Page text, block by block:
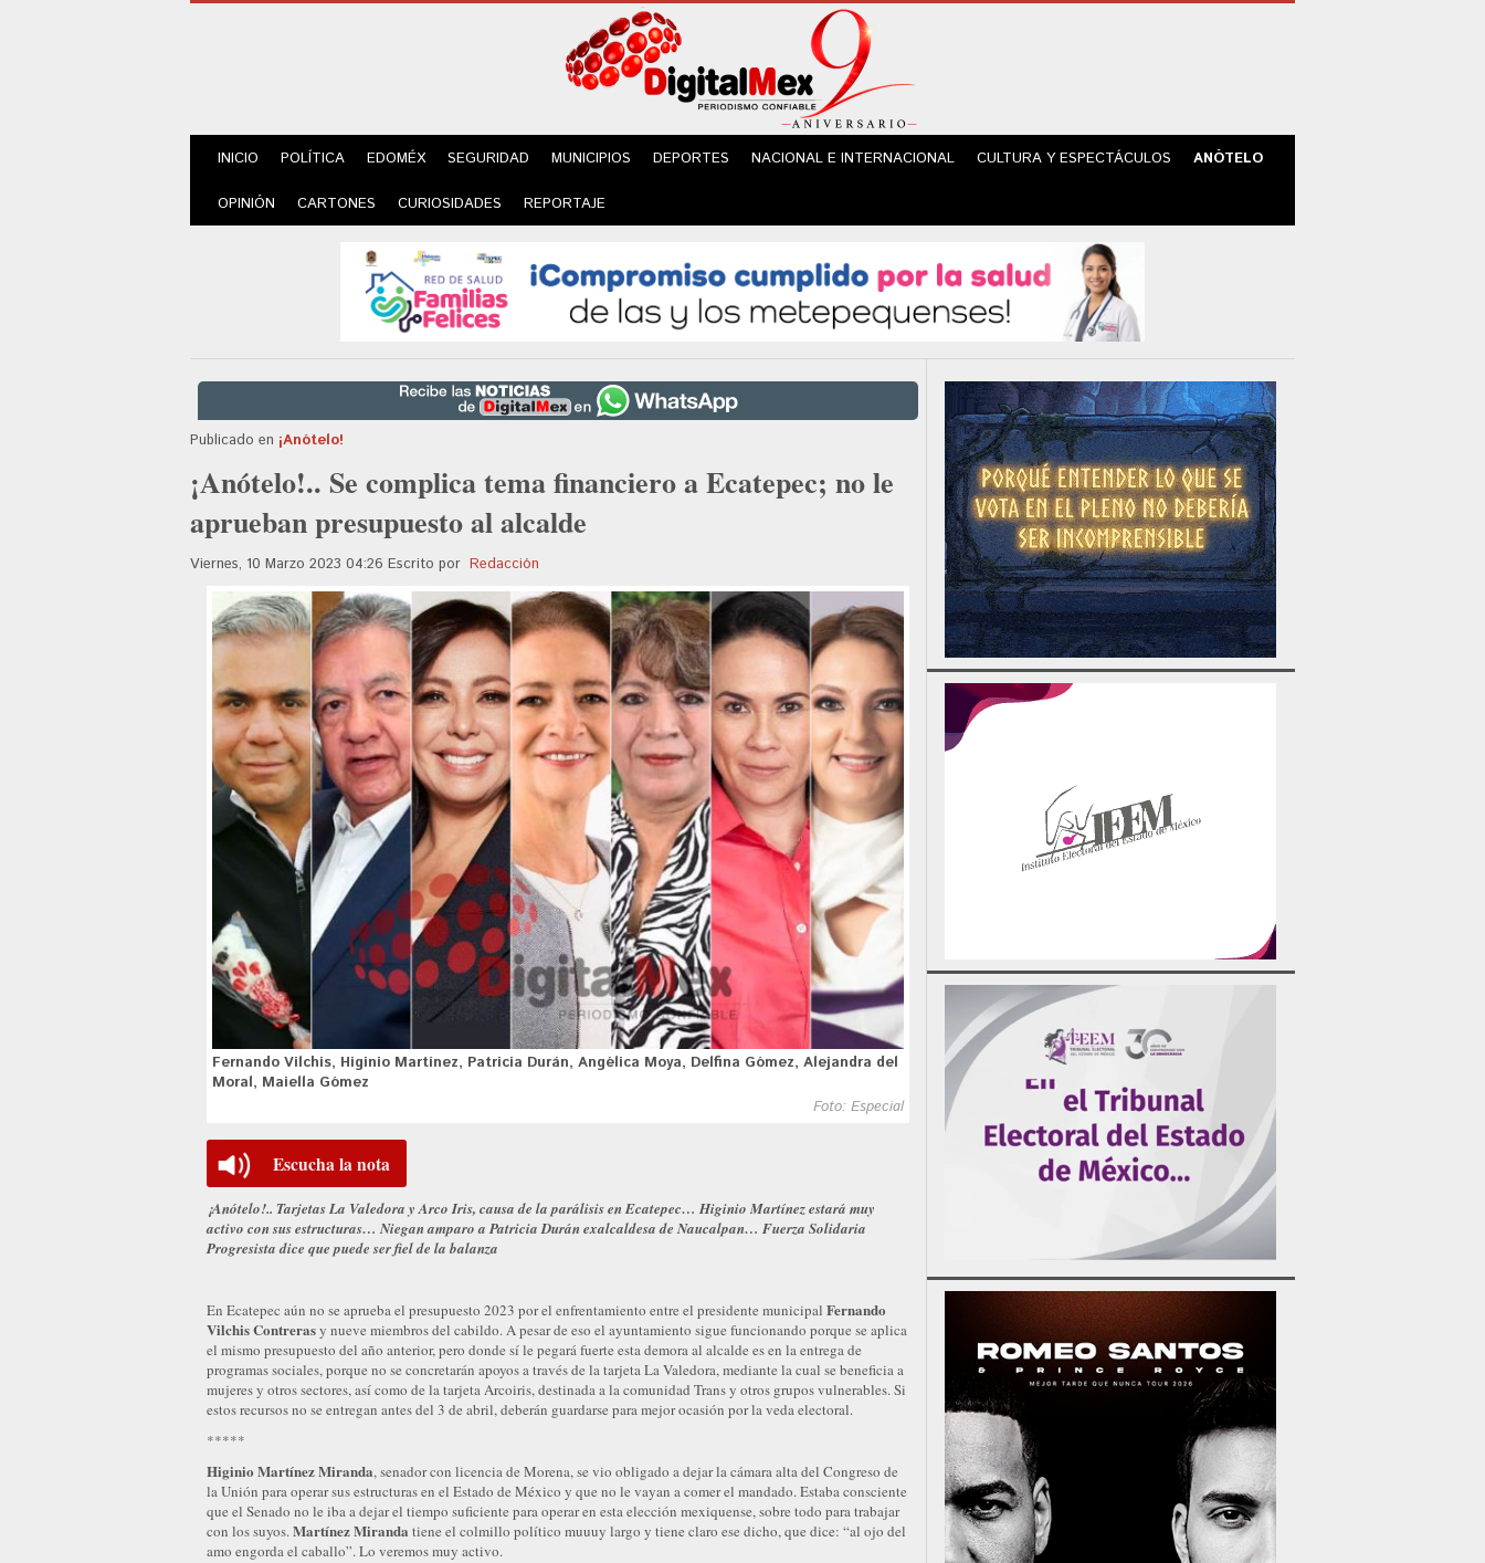
INICIO POLÍTICA EDOMÉX SEGURIDAD MUNICIPIOS DEPORTES NACIONAL E INTERNACIONAL CULTURA Y ESPECTÁCULOS ANÓTELO
OPINIÓN CARTONES CURIOSIDADES REPORTAJE
Publicado en ¡Anótelo!
¡Anótelo!.. Se complica tema financiero a Ecatepec; no le
aprueban presupuesto al alcalde
Viernes, 10 Marzo 2023 04:26 Escrito por Redacción
Fernando Vilchis, Higinio Martínez, Patricia Durán, Angélica Moya, Delfina Gómez, Alejandra del
Moral, Maiella Gómez
Foto: Especial
Escucha la nota
¡Anótelo!.. Tarjetas La Valedora y Arco Iris, causa de la parálisis en Ecatepec… Higinio Martínez estará muy
activo con sus estructuras… Niegan amparo a Patricia Durán exalcaldesa de Naucalpan… Fuerza Solidaria
Progresista dice que puede ser fiel de la balanza
En Ecatepec aún no se aprueba el presupuesto 2023 por el enfrentamiento entre el presidente municipal Fernando
Vilchis Contrerasy nueve miembros del cabildo. A pesar de eso el ayuntamiento sigue funcionando porque se aplica
el mismo presupuesto del año anterior, pero donde sí le pegará fuerte esta demora al alcalde es en la entrega de
programas sociales, porque no se concretarán apoyos a través de la tarjeta La Valedora, mediante la cual se beneficia a
mujeres y otros sectores, así como de la tarjeta Arcoiris, destinada a la comunidad Trans y otros grupos vulnerables. Si
estos recursos no se entregan antes del 3 de abril, deberán guardarse para mejor ocasión por la veda electoral.
*****
Higinio Martínez Miranda, senador con licencia de Morena, se vio obligado a dejar la cámara alta del Congreso de
la Unión para operar sus estructuras en el Estado de México y que no le vayan a comer el mandado. Estaba consciente
que el Senado no le iba a dejar el tiempo suficiente para operar en esta elección mexiquense, sobre todo para trabajar
con los suyos.Martínez Miranda tiene el colmillo político muuuy largo y tiene claro ese dicho, que dice: “al ojo del
amo engorda el caballo”. Lo veremos muy activo.